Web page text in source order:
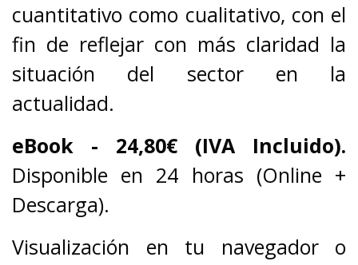
cuantitativo como cualitativo, con el
fin de reflejar con más claridad la
situación del sector en la
actualidad.
eBook -
24,80€ (IVA Incluido).
Disponible en 24 horas (Online +
Descarga).
Visualización en tu navegador o